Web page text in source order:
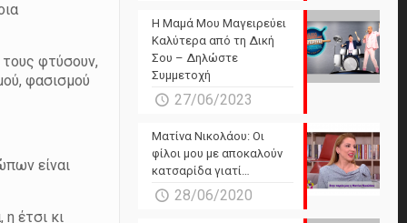
τους φτύσουν,
φασισμού
είναι
έτσι κι
Η Μαμά Μου Μαγειρεύει
Καλύτερα από τη Δική
Σου – Δηλώστε
Συμμετοχή
27/06/2023
Ματίνα Νικολάου: Οι
φίλοι μου με αποκαλούν
κατσαρίδα γιατί…
28/06/2020